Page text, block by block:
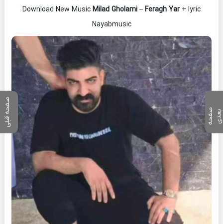
Download New Music Milad Gholami – Feragh Yar + lyric
Nayabmusic
ص
ف
ح
ه ب ع
د ی صفحه قبلی